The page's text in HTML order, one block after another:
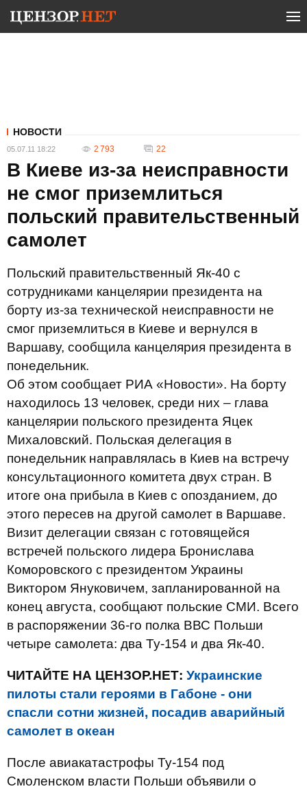
НОВОСТИ
05.07.11 18:22 2 793 22
В Киеве из-за неисправности
не смог приземлиться
польский правительственный
самолет
Польский правительственный Як-40 с
сотрудниками канцелярии президента на
борту из-за технической неисправности не
смог приземлиться в Киеве и вернулся в
Варшаву, сообщила канцелярия президента в
понедельник.
Об этом сообщает РИА «Новости». На борту
находилось 13 человек, среди них – глава
канцелярии польского президента Яцек
Михаловский. Польская делегация в
понедельник направлялась в Киев на встречу
консультационного комитета двух стран. В
итоге она прибыла в Киев с опозданием, до
этого пересев на другой самолет в Варшаве.
Визит делегации связан с готовящейся
встречей польского лидера Бронислава
Коморовского с президентом Украины
Виктором Януковичем, запланированной на
конец августа, сообщают польские СМИ. Всего
в распоряжении 36-го полка ВВС Польши
четыре самолета: два Ту-154 и два Як-40.
ЧИТАЙТЕ НА ЦЕНЗОР.НЕТ: Украинские
пилоты стали героями в Габоне - они
спасли сотни жизней, посадив аварийный
самолет в океан
После авиакатастрофы Ту-154 под
Смоленском власти Польши объявили о